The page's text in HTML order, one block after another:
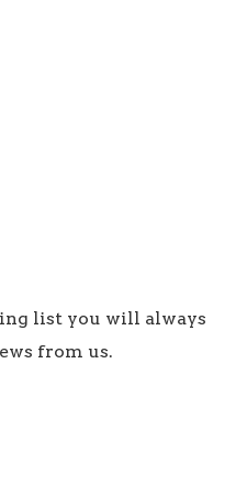
list you will always
from us.